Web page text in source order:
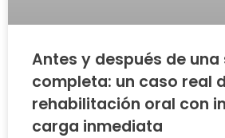
Antes y después de una
completa: un caso real
rehabilitación oral con
carga inmediata